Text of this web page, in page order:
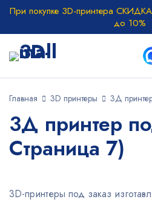
При покупке 3D-принтера
до 10%
Главная 3D принтеры 3Д
3Д принтер
Страница 7)
3D-принтеры под заказ